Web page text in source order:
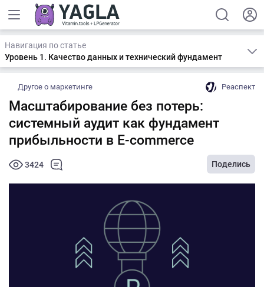
Навигация по статье
Уровень 1. Качество данных и технический фундамент
Другое о маркетинге Реаспект
Масштабирование без потерь:
системный аудит как фундамент
прибыльности в E-commerce
3424 Поделись